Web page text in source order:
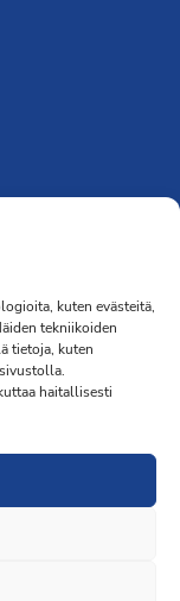
kuten evästeitä,
tekniikoiden
tietoja, kuten
haitallisesti